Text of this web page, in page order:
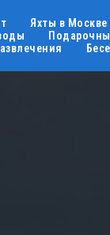
Яхты в Москве